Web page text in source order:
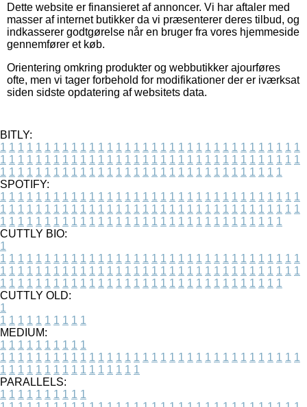
Dette website er finansieret af annoncer. Vi har aftaler med
masser af internet butikker da vi præsenterer deres tilbud, og
indkasserer godtgørelse når en bruger fra vores hjemmeside
gennemfører et køb.
Orientering omkring produkter og webbutikker ajourføres
ofte, men vi tager forbehold for modifikationer der er iværksat
siden sidste opdatering af websitets data.
BITLY:
1 1 1 1 1 1 1 1 1 1 1 1 1 1 1 1 1 1 1 1 1 1 1 1 1 1 1 1 1 1 1 1 1 1
1 1 1 1 1 1 1 1 1 1 1 1 1 1 1 1 1 1 1 1 1 1 1 1 1 1 1 1 1 1 1 1 1 1
1 1 1 1 1 1 1 1 1 1 1 1 1 1 1 1 1 1 1 1 1 1 1 1 1 1 1 1 1 1 1 1
SPOTIFY:
1 1 1 1 1 1 1 1 1 1 1 1 1 1 1 1 1 1 1 1 1 1 1 1 1 1 1 1 1 1 1 1 1 1
1 1 1 1 1 1 1 1 1 1 1 1 1 1 1 1 1 1 1 1 1 1 1 1 1 1 1 1 1 1 1 1 1 1
1 1 1 1 1 1 1 1 1 1 1 1 1 1 1 1 1 1 1 1 1 1 1 1 1 1 1 1 1 1 1 1
CUTTLY BIO:
1
1 1 1 1 1 1 1 1 1 1 1 1 1 1 1 1 1 1 1 1 1 1 1 1 1 1 1 1 1 1 1 1 1 1
1 1 1 1 1 1 1 1 1 1 1 1 1 1 1 1 1 1 1 1 1 1 1 1 1 1 1 1 1 1 1 1 1 1
1 1 1 1 1 1 1 1 1 1 1 1 1 1 1 1 1 1 1 1 1 1 1 1 1 1 1 1 1 1 1 1
CUTTLY OLD:
1
1 1 1 1 1 1 1 1 1 1
MEDIUM:
1 1 1 1 1 1 1 1 1 1
1 1 1 1 1 1 1 1 1 1 1 1 1 1 1 1 1 1 1 1 1 1 1 1 1 1 1 1 1 1 1 1 1 1
1 1 1 1 1 1 1 1 1 1 1 1 1 1 1 1
PARALLELS:
1 1 1 1 1 1 1 1 1 1